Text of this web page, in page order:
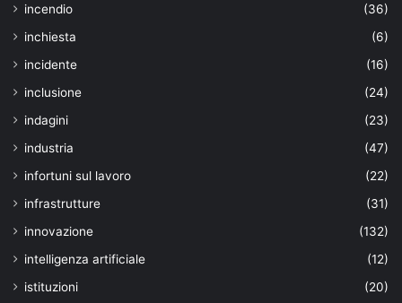
incendio
(36)
inchiesta
(6)
incidente
(16)
inclusione
(24)
indagini
(23)
industria
(47)
infortuni sul lavoro
(22)
infrastrutture
(31)
innovazione
(132)
intelligenza artificiale
(12)
istituzioni
(20)